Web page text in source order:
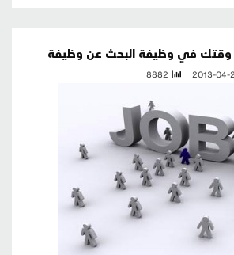
وقتك في وظيفة البحث عن وظيفة
2013-04-
8882